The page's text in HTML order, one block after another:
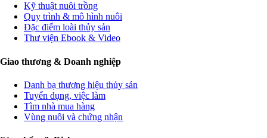
Kỹ thuật nuôi trồng
Quy trình & mô hình nuôi
Đặc điểm loài thủy sản
Thư viện Ebook & Video
Giao thương & Doanh nghiệp
Danh bạ thương hiệu thủy sản
Tuyển dụng, việc làm
Tìm nhà mua hàng
Vùng nuôi và chứng nhận